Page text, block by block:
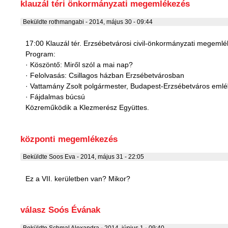
klauzál téri önkormányzati megemlékezés
Beküldte rothmangabi - 2014, május 30 - 09:44
17:00 Klauzál tér. Erzsébetvárosi civil-önkormányzati
Program:
· Köszöntő: Miről szól a mai nap?
· Felolvasás: Csillagos házban Erzsébetvárosban
· Vattamány Zsolt polgármester, Budapest-Erzsébetváros
· Fájdalmas búcsú
Közreműködik a Klezmerész Együttes.
központi megemlékezés
Beküldte Soos Eva - 2014, május 31 - 22:05
Ez a VII. kerületben van? Mikor?
válasz Soós Évának